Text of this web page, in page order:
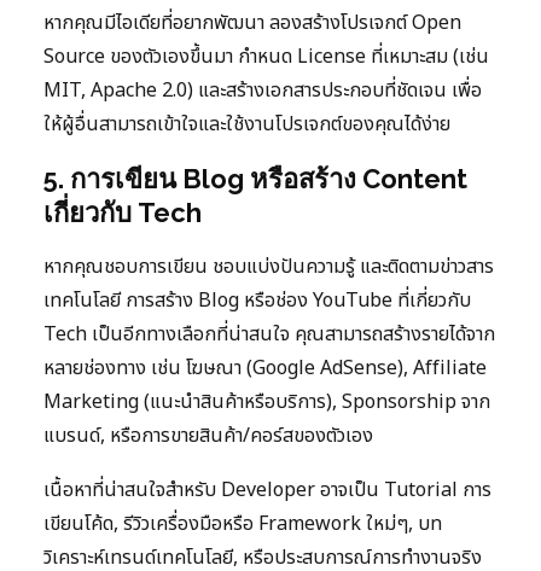
หากคุณมีไอเดียที่อยากพัฒนา ลองสร้างโปรเจกต์ Open
Source ของตัวเองขึ้นมา กำหนด License ที่เหมาะสม (เช่น
MIT, Apache 2.0) และสร้างเอกสารประกอบที่ชัดเจน เพื่อ
ให้ผู้อื่นสามารถเข้าใจและใช้งานโปรเจกต์ของคุณได้ง่าย
5. การเขียน Blog หรือสร้าง Content
เกี่ยวกับ Tech
หากคุณชอบการเขียน ชอบแบ่งปันความรู้ และติดตามข่าวสาร
เทคโนโลยี การสร้าง Blog หรือช่อง YouTube ที่เกี่ยวกับ
Tech เป็นอีกทางเลือกที่น่าสนใจ คุณสามารถสร้างรายได้จาก
หลายช่องทาง เช่น โฆษณา (Google AdSense), Affiliate
Marketing (แนะนำสินค้าหรือบริการ), Sponsorship จาก
แบรนด์, หรือการขายสินค้า/คอร์สของตัวเอง
เนื้อหาที่น่าสนใจสำหรับ Developer อาจเป็น Tutorial การ
เขียนโค้ด, รีวิวเครื่องมือหรือ Framework ใหม่ๆ, บท
วิเคราะห์เทรนด์เทคโนโลยี, หรือประสบการณ์การทำงานจริง